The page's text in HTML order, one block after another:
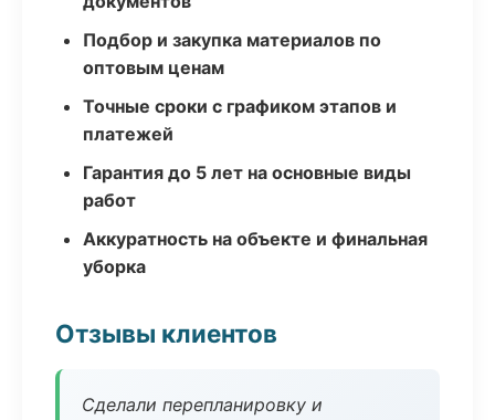
Подбор и закупка материалов по
оптовым ценам
Точные сроки с графиком этапов и
платежей
Гарантия до 5 лет на основные виды
работ
Аккуратность на объекте и финальная
уборка
Отзывы клиентов
Сделали перепланировку и